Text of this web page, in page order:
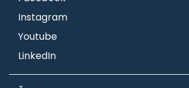
Instagram
Youtube
LinkedIn